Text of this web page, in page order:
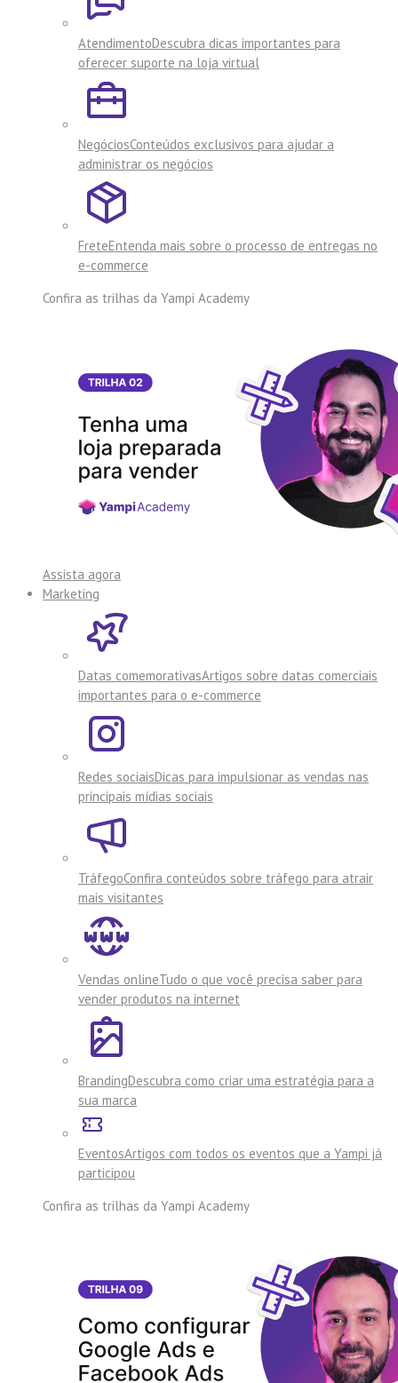
AtendimentoDescubra dicas importantes para
oferecer suporte na loja virtual
NegóciosConteúdos exclusivos para ajudar a
administrar os negócios
FreteEntenda mais sobre o processo de entregas no
e-commerce
Confira as trilhas da Yampi Academy
Assista agora
Marketing
Datas comemorativasArtigos sobre datas comerciais
importantes para o e-commerce
Redes sociaisDicas para impulsionar as vendas nas
principais mídias sociais
TráfegoConfira conteúdos sobre tráfego para atrair
mais visitantes
Vendas onlineTudo o que você precisa saber para
vender produtos na internet
BrandingDescubra como criar uma estratégia para a
sua marca
EventosArtigos com todos os eventos que a Yampi já
participou
Confira as trilhas da Yampi Academy